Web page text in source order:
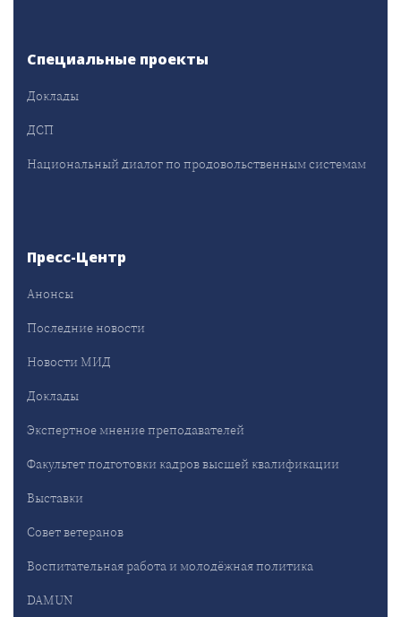
Специальные проекты
Доклады
ДСП
Национальный диалог по продовольственным системам
Пресс-Центр
Анонсы
Последние новости
Новости МИД
Доклады
Экспертное мнение преподавателей
Факультет подготовки кадров высшей квалификации
Выставки
Совет ветеранов
Воспитательная работа и молодёжная политика
DAMUN